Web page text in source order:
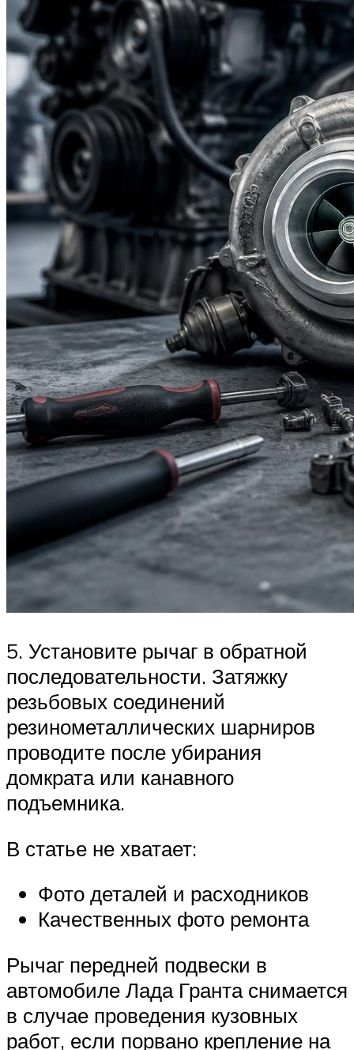
5. Установите рычаг в обратной
последовательности. Затяжку
резьбовых соединений
резинометаллических шарниров
проводите после убирания
домкрата или канавного
подъемника.
В статье не хватает:
Фото деталей и расходников
Качественных фото ремонта
Рычаг передней подвески в
автомобиле Лада Гранта снимается
в случае проведения кузовных
работ, если порвано крепление на